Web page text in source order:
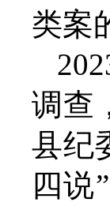
类案
调查
县纪
四说